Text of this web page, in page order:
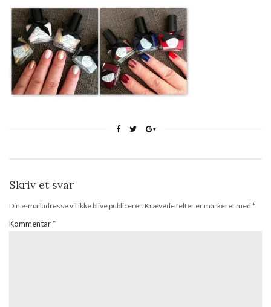
Skriv et svar
Din e-mailadresse vil ikke blive publiceret. Krævede felter er markeret med *
Kommentar*